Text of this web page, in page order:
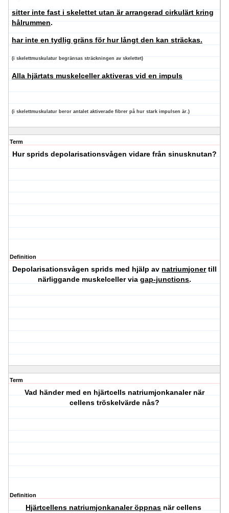
sitter inte fast i skelettet utan är arrangerad cirkulärt kring
hålrummen.
har inte en tydlig gräns för hur långt den kan sträckas.
(i skelettmuskulatur begränsas sträckningen av skelettet)
Alla hjärtats muskelceller aktiveras vid en impuls
(i skelettmuskulatur beror antalet aktiverade fibrer på hur stark impulsen är.)
Term
Hur sprids depolarisationsvågen vidare från sinusknutan?
Definition
Depolarisationsvågen sprids med hjälp av natriumjoner till
närliggande muskelceller viagap-junctions.
Term
Vad händer med en hjärtcells natriumjonkanaler när
cellens tröskelvärde nås?
Definition
Hjärtcellens natriumjonkanaler öppnas när cellens